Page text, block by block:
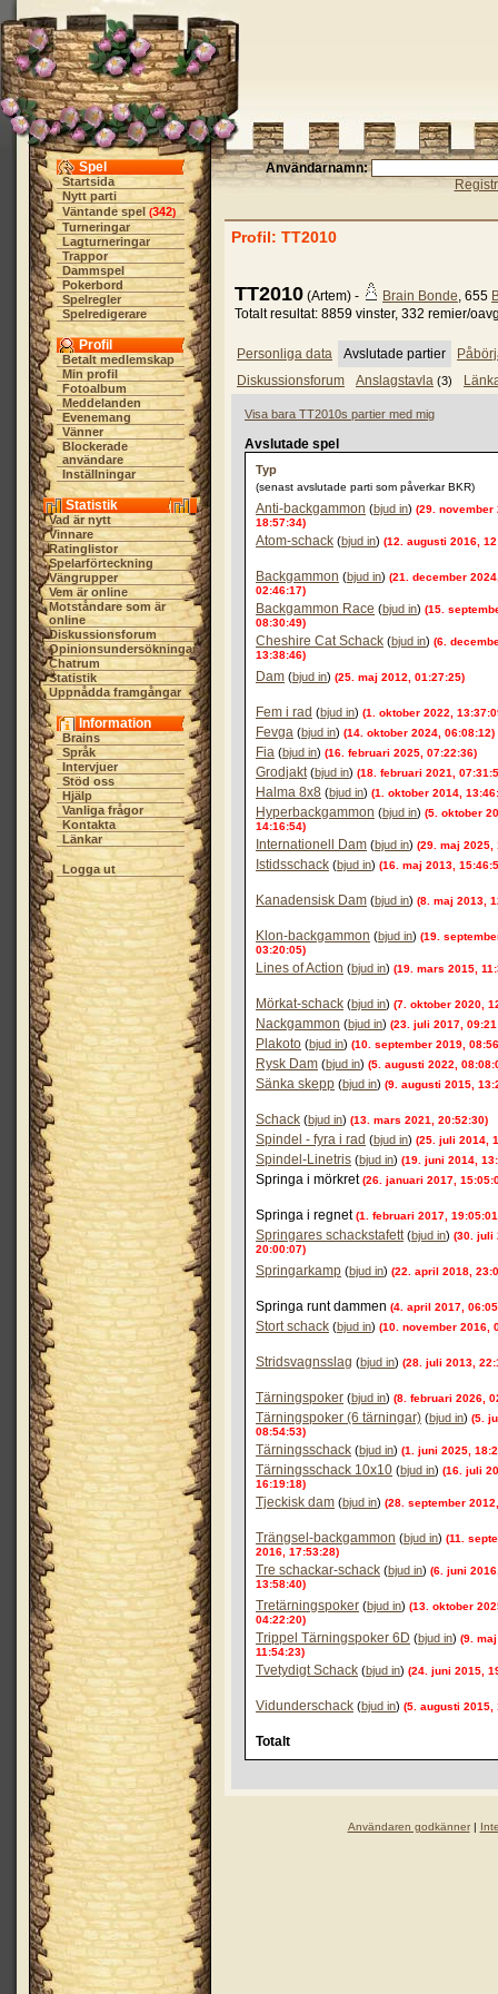
Spel
Startsida
Nytt parti
Väntande spel (342)
Turneringar
Lagturneringar
Trappor
Dammspel
Pokerbord
Spelregler
Spelredigerare
Profil
Betalt medlemskap
Min profil
Fotoalbum
Meddelanden
Evenemang
Vänner
Blockerade
användare
Inställningar
Statistik
Vad är nytt
Vinnare
Ratinglistor
Spelarförteckning
Vängrupper
Vem är online
Motståndare som är
online
Diskussionsforum
Opinionsundersökningar
Chatrum
Statistik
Uppnådda framgångar
Information
Brains
Språk
Intervjuer
Stöd oss
Hjälp
Vanliga frågor
Kontakta
Länkar
Logga ut
Användarnamn:
Profil: TT2010
TT2010 (Artem) - Brain Bonde, 655
Totalt resultat: 8859 vinster, 332 remier/
Personliga data Avslutade partier
Diskussionsforum
Anslagstavla (3)
Visa bara TT2010s partier med mig
Avslutade spel
Typ
(senast avslutade parti som påverkar BKR)
Anti-backgammon (bjud in) (29. november
18:57:34)
Atom-schack (bjud in) (12. augusti 2016,
Backgammon (bjud in) (21. december
02:46:17)
Backgammon Race (bjud in) (15.
08:30:49)
Cheshire Cat Schack (bjud in) (6.
13:38:46)
Dam (bjud in) (25. maj 2012, 01:27:25)
Fem i rad (bjud in) (1. oktober 2022,
Fevga (bjud in) (14. oktober 2024, 06:08:12)
Fia (bjud in) (16. februari 2025, 07:22:36)
Grodjakt (bjud in) (18. februari 2021,
Halma 8x8 (bjud in) (1. oktober 2014,
Hyperbackgammon (bjud in) (5. oktober
14:16:54)
Internationell Dam (bjud in) (29. maj 2025,
Istidsschack (bjud in) (16. maj 2013,
Kanadensisk Dam (bjud in) (8. maj 2013,
Klon-backgammon (bjud in) (19.
03:20:05)
Lines of Action (bjud in) (19. mars 2015,
Mörkat-schack (bjud in) (7. oktober 2020,
Nackgammon (bjud in) (23. juli 2017,
Plakoto (bjud in) (10. september 2019,
Rysk Dam (bjud in) (5. augusti 2022,
Sänka skepp (bjud in) (9. augusti 2015,
Schack (bjud in) (13. mars 2021, 20:52:30)
Spindel - fyra i rad (bjud in) (25. juli 2014,
Spindel-Linetris (bjud in) (19. juni 2014,
Springa i mörkret(26. januari 2017,
Springa i regnet(1. februari 2017,
Springares schackstafett (bjud in) (30. juli
20:00:07)
Springarkamp (bjud in) (22. april 2018,
Springa runt dammen (4. april 2017,
Stort schack (bjud in) (10. november 2016,
Stridsvagnsslag (bjud in) (28. juli 2013,
Tärningspoker (bjud in) (8. februari 2026,
Tärningspoker (6 tärningar) (bjud in) (5.
08:54:53)
Tärningsschack (bjud in) (1. juni 2025,
Tärningsschack 10x10 (bjud in) (16. juli
16:19:18)
Tjeckisk dam (bjud in) (28. september
Trängsel-backgammon (bjud in) (11.
2016, 17:53:28)
Tre schackar-schack (bjud in) (6. juni
13:58:40)
Tretärningspoker (bjud in) (13. oktober
04:22:20)
Trippel Tärningspoker 6D (bjud in) (9.
11:54:23)
Tvetydigt Schack (bjud in) (24. juni 2015,
Vidunderschack (bjud in) (5. augusti 2015,
Totalt
Användaren godkänner|